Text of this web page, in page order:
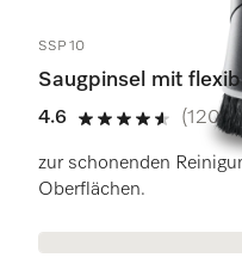
SSP 10
Saugpinsel mit
4.6
4.6 Sterne von 5
(120
zur schonenden
Oberflächen.